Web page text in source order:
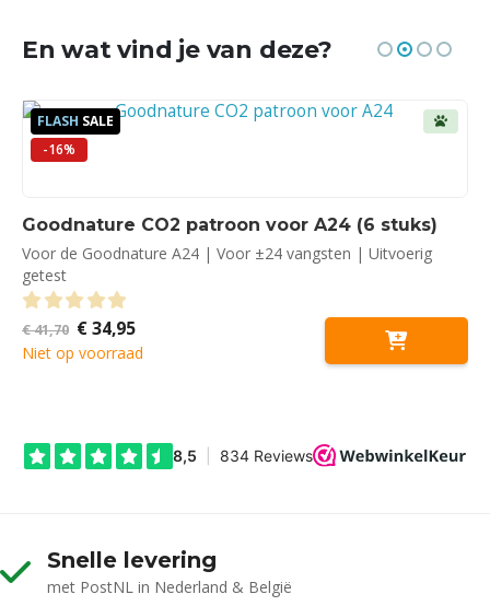
En wat vind je van deze?
FLASH SALE
-16%
Goodnature CO2 patroon voor A24 (6 stuks)
Voor de Goodnature A24 | Voor ±24 vangsten | Uitvoerig
getest
0 out of 5
€41,70 Oorspronkelijke
prijs
was:
€34,95Huidige
prijs
is:
Niet op voorraad
Snelle levering
met PostNL in Nederland & België